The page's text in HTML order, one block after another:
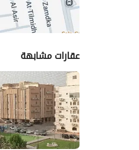
عقارات مشابهة